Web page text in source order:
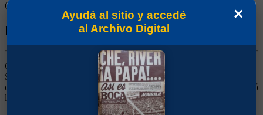
Goles rivales:
Biografía de José Francisco Sasía
Centrodelantero. Llegó de Defensor Sporting, luego de ganar el
Sudamericano con la selección Uruguaya en 1959. No pudo lograr
continuidad. Siguió su carrera en Peñarol y Rosario Central. Disputó
los mundiales de 1962 y 1966 para Uruguay.
×
Ayudá al sitio y accedé
al Archivo Digital